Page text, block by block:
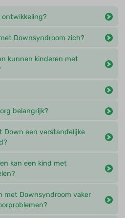
ontwikkeling?
Downsyndroom zich?
kunnen kinderen met
belangrijk?
Down een verstandelijke
kan een kind met
met Downsyndroom vaker